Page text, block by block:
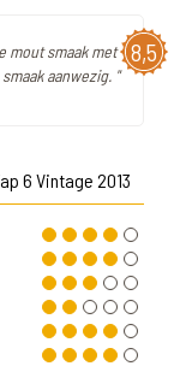
8,5
mout smaak met
aanwezig. "
6 Vintage 2013